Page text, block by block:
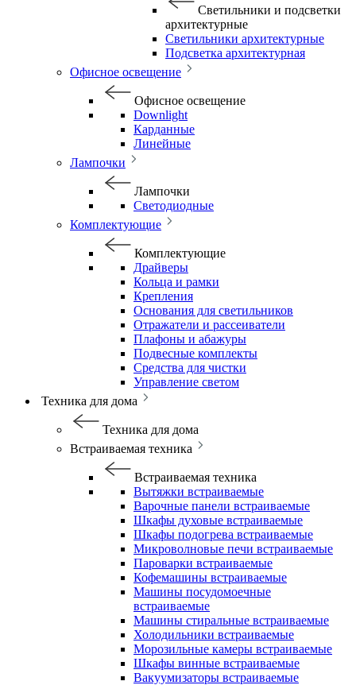
Светильники и подсветки
архитектурные
Светильники архитектурные
Подсветка архитектурная
Офисное освещение
Офисное освещение
Downlight
Карданные
Линейные
Лампочки
Лампочки
Светодиодные
Комплектующие
Комплектующие
Драйверы
Кольца и рамки
Крепления
Основания для светильников
Отражатели и рассеиватели
Плафоны и абажуры
Подвесные комплекты
Средства для чистки
Управление светом
Техника для дома
Техника для дома
Встраиваемая техника
Встраиваемая техника
Вытяжки встраиваемые
Варочные панели встраиваемые
Шкафы духовые встраиваемые
Шкафы подогрева встраиваемые
Микроволновые печи встраиваемые
Пароварки встраиваемые
Кофемашины встраиваемые
Машины посудомоечные
встраиваемые
Машины стиральные встраиваемые
Холодильники встраиваемые
Морозильные камеры встраиваемые
Шкафы винные встраиваемые
Вакуумизаторы встраиваемые